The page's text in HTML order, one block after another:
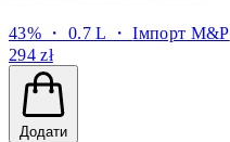
43% ・ 0.7 L ・Імпорт M&P
294 zł
Додати